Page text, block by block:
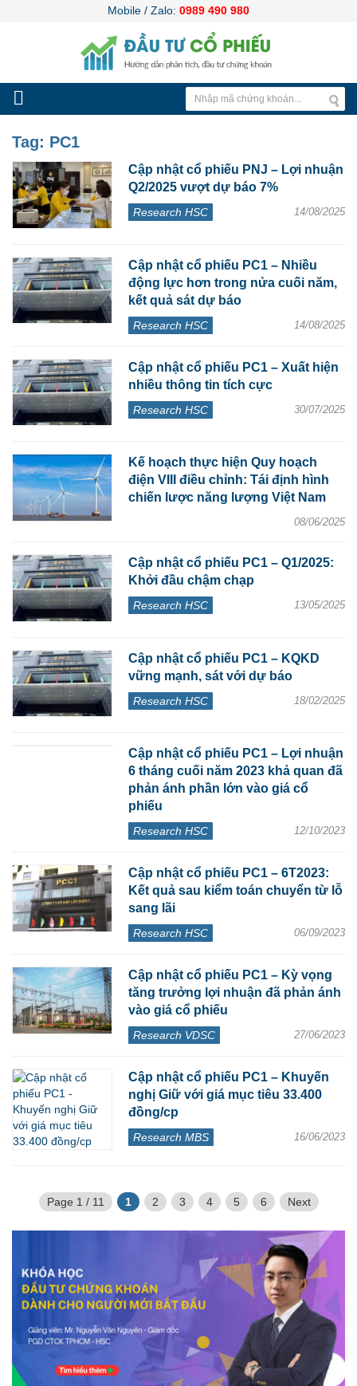
Mobile / Zalo: 0989 490 980
Tag: PC1
Cập nhật cổ phiếu PNJ – Lợi nhuận
Q2/2025 vượt dự báo 7%
Research HSC 14/08/2025
Cập nhật cổ phiếu PC1 – Nhiều
động lực hơn trong nửa cuối năm,
kết quả sát dự báo
Research HSC 14/08/2025
Cập nhật cổ phiếu PC1 – Xuất hiện
nhiều thông tin tích cực
Research HSC 30/07/2025
Kế hoạch thực hiện Quy hoạch
điện VIII điều chỉnh: Tái định hình
chiến lược năng lượng Việt Nam
08/06/2025
Cập nhật cổ phiếu PC1 – Q1/2025:
Khởi đầu chậm chạp
Research HSC 13/05/2025
Cập nhật cổ phiếu PC1 – KQKD
vững mạnh, sát với dự báo
Research HSC 18/02/2025
Cập nhật cổ phiếu PC1 – Lợi nhuận
6 tháng cuối năm 2023 khả quan đã
phản ánh phần lớn vào giá cổ
phiếu
Research HSC 12/10/2023
Cập nhật cổ phiếu PC1 – 6T2023:
Kết quả sau kiểm toán chuyển từ lỗ
sang lãi
Research HSC 06/09/2023
Cập nhật cổ phiếu PC1 – Kỳ vọng
tăng trưởng lợi nhuận đã phản ánh
vào giá cổ phiếu
Research VDSC 27/06/2023
Cập nhật cổ phiếu PC1 – Khuyến
nghị Giữ với giá mục tiêu 33.400
đồng/cp
Research MBS 16/06/2023
Page 1 / 11 1 2 3 4 5 6 Next